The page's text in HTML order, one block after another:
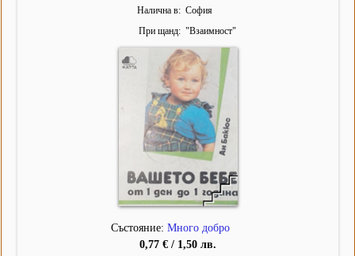
Налична в
София
При щанд
"Взаимност"
Състояние: Много добро
0,77 € / 1,50 лв.